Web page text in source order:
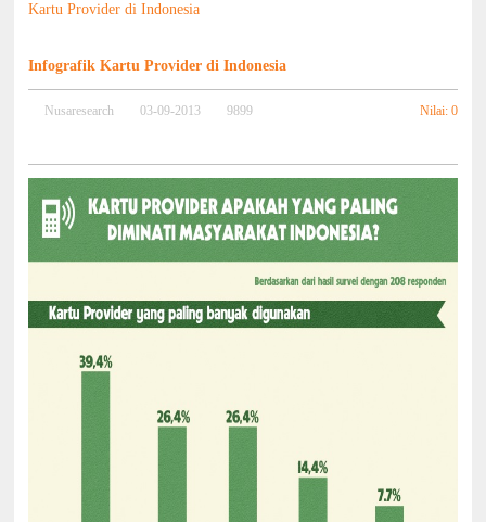
Kartu Provider di Indonesia
Infografik Kartu Provider di Indonesia
Nusaresearch 03-09-2013 9899 Nilai: 0